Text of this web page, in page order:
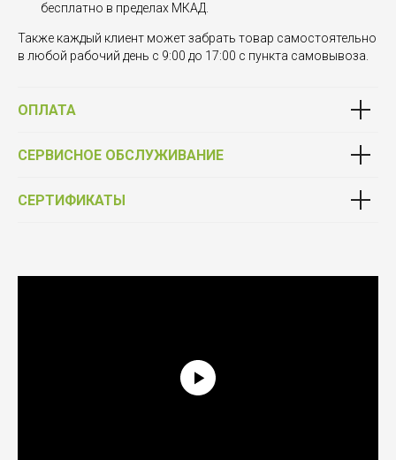
бесплатно в пределах МКАД.
Также каждый клиент может забрать товар самостоятельно
в любой рабочий день с 9:00 до 17:00 с пункта самовывоза.
ОПЛАТА
СЕРВИСНОЕ ОБСЛУЖИВАНИЕ
СЕРТИФИКАТЫ